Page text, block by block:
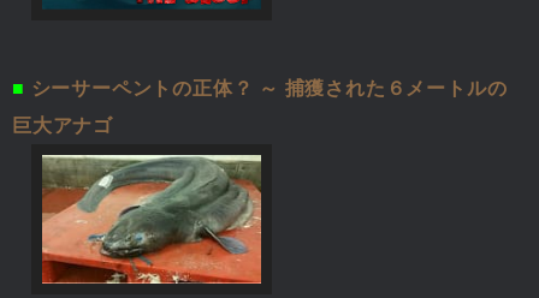
■ シーサーペントの正体？ ～ 捕獲された６メートルの
巨大アナゴ